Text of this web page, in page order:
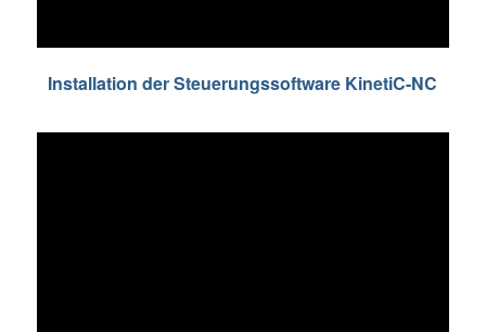
Installation der Steuerungssoftware KinetiC-NC